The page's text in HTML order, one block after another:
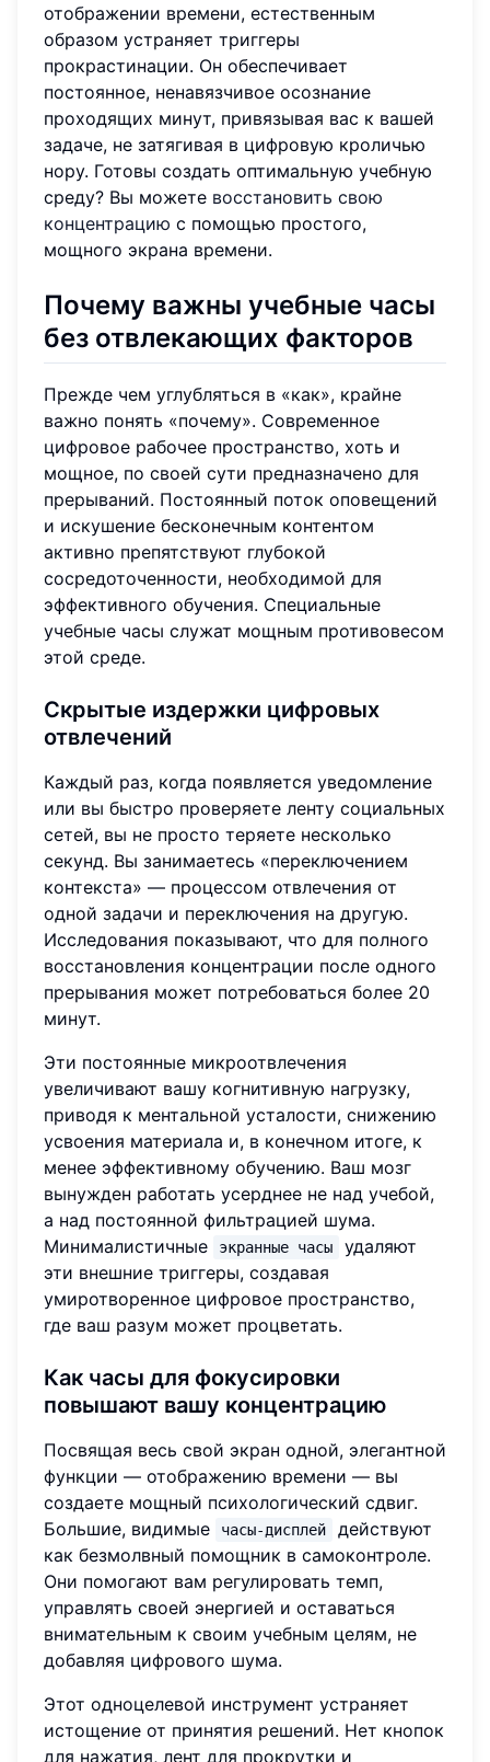
отображении времени, естественным
образом устраняет триггеры
прокрастинации. Он обеспечивает
постоянное, ненавязчивое осознание
проходящих минут, привязывая вас к вашей
задаче, не затягивая в цифровую кроличью
нору. Готовы создать оптимальную учебную
среду? Вы можете восстановить свою
концентрацию с помощью простого,
мощного экрана времени.
Почему важны учебные часы
без отвлекающих факторов
Прежде чем углубляться в «как», крайне
важно понять «почему». Современное
цифровое рабочее пространство, хоть и
мощное, по своей сути предназначено для
прерываний. Постоянный поток оповещений
и искушение бесконечным контентом
активно препятствуют глубокой
сосредоточенности, необходимой для
эффективного обучения. Специальные
учебные часы служат мощным противовесом
этой среде.
Скрытые издержки цифровых
отвлечений
Каждый раз, когда появляется уведомление
или вы быстро проверяете ленту социальных
сетей, вы не просто теряете несколько
секунд. Вы занимаетесь «переключением
контекста» — процессом отвлечения от
одной задачи и переключения на другую.
Исследования показывают, что для полного
восстановления концентрации после одного
прерывания может потребоваться более 20
минут.
Эти постоянные микроотвлечения
увеличивают вашу когнитивную нагрузку,
приводя к ментальной усталости, снижению
усвоения материала и, в конечном итоге, к
менее эффективному обучению. Ваш мозг
вынужден работать усерднее не над учебой,
а над постоянной фильтрацией шума.
Минималистичные
экранные часы
удаляют
эти внешние триггеры, создавая
умиротворенное цифровое пространство,
где ваш разум может процветать.
Как часы для фокусировки
повышают вашу концентрацию
Посвящая весь свой экран одной, элегантной
функции — отображению времени — вы
создаете мощный психологический сдвиг.
Большие, видимые
часы-дисплей
действуют
как безмолвный помощник в самоконтроле.
Они помогают вам регулировать темп,
управлять своей энергией и оставаться
внимательным к своим учебным целям, не
добавляя цифрового шума.
Этот одноцелевой инструмент устраняет
истощение от принятия решений. Нет кнопок
для нажатия, лент для прокрутки и